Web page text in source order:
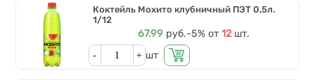
Коктейль Мохито клубничный ПЭТ 0,5л.
1/12
Цена
67.99 руб.Скидки от количества
-5%от 12 шт.
Кол-во
шт